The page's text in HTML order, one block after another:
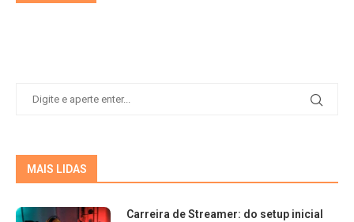
MAIS LIDAS
Carreira de Streamer: do setup inicial